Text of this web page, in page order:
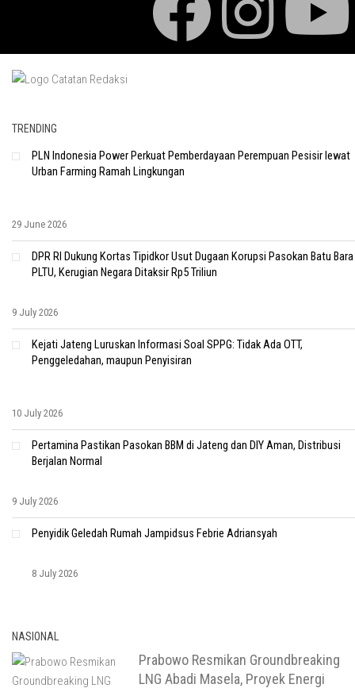
TRENDING
PLN Indonesia Power Perkuat Pemberdayaan Perempuan Pesisir lewat
Urban Farming Ramah Lingkungan
29 June 2026
DPR RI Dukung Kortas Tipidkor Usut Dugaan Korupsi Pasokan Batu Bara
PLTU, Kerugian Negara Ditaksir Rp5 Triliun
9 July 2026
Kejati Jateng Luruskan Informasi Soal SPPG: Tidak Ada OTT,
Penggeledahan, maupun Penyisiran
10 July 2026
Pertamina Pastikan Pasokan BBM di Jateng dan DIY Aman, Distribusi
Berjalan Normal
9 July 2026
Penyidik Geledah Rumah Jampidsus Febrie Adriansyah
8 July 2026
NASIONAL
Prabowo Resmikan Groundbreaking
LNG Abadi Masela, Proyek Energi